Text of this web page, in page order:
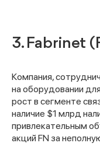
3. Fabrinet
Компания,
на оборудовании
рост в сегменте
наличие $1 млрд
привлекательным
акций FN за